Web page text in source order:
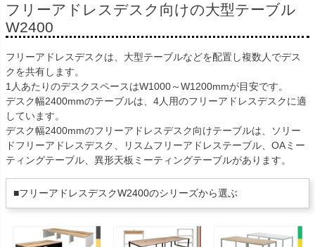
フリーアドレスデスク向けの大型テーブル
W2400
フリーアドレスデスクは、大型テーブルなどを配置し複数人でデス
クを共有します。
1人あたりのデスクスペースはW1000～W1200mmが目安です。
デスク幅2400mmのテーブルは、4人用のフリーアドレスデスクに適
しています。
デスク幅2400mmのフリーアドレスデスク向けテーブルは、ソリー
ドフリーアドレスデスク、リスムフリーアドレステーブル、OAミー
ティングテーブル、異形天板ミーティングテーブルがあります。
■フリーアドレスデスクW2400のシリーズから選ぶ